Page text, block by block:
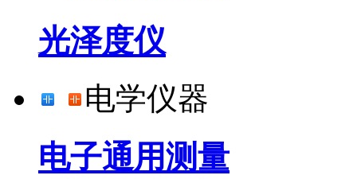
光泽度仪
电学仪器
电子通用测量